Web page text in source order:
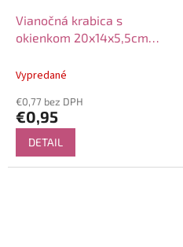
Vianočná krabica s
okienkom 20x14x5,5cm
Vypredané
€0,77 bez DPH
€0,95
DETAIL